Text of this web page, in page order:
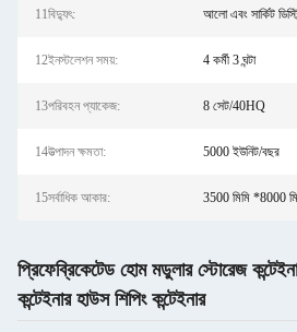
11বিদ্যুৎ: আলো এবং সার্কিট
12ইনস্টলেশন সময়: 4 কর্মী 3 ঘন্টা
13পরিবহন প্যাকেজ: 8 সেট/40HQ
14উত্পাদন ক্ষমতা: 5000 ইউনিট/বছর
15সর্বাধিক আকার: 3500 মিমি *8000
প্রিফেব্রিকেটেড হোম মডুলার স্টোরেজ
কন্টেইনার হাউস শিপিং কন্টেইনার